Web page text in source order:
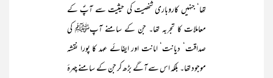
تھا‘ جنہیں کاروباری شخصیت کی حیثیت سے آپؐ کے
معاملات کا تجربہ تھا۔ جن کے سامنے آپﷺ کی
صداقت‘ دیانت‘ امانت اور ایفائے عہد کا پورا نقشہ
موجود تھا۔ بلکہ اس سے آگے بڑھ کر جن کے سامنے چہرۂ